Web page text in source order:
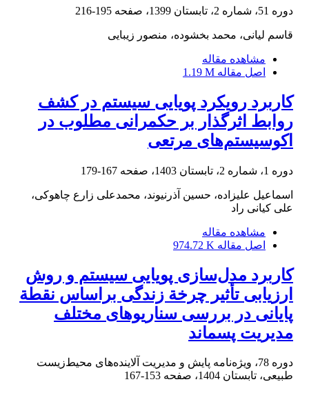
دوره 51، شماره 2، تابستان 1399، صفحه 195-216
قاسم لیانی، محمد بخشوده، منصور زیبایی
مشاهده مقاله
اصل مقاله 1.19 M
کاربرد رویکرد پویایی سیستم در کشف
روابط اثرگذار بر حکمرانی مطلوب در
اکوسیستم‌های مرتعی
دوره 1، شماره 2، تابستان 1403، صفحه 167-179
اسماعیل علیزاده، حسین آذرنیوند، محمدعلی زارع چاهوکی،
علی کیانی راد
مشاهده مقاله
اصل مقاله 974.72 K
کاربرد مدل‌سازی پویایی سیستم و روش
ارزیابی تأثیر چرخة زندگی براساس نقطة
پایانی در بررسی سناریوهای مختلف
مدیریت پسماند
دوره 78، ویژه‌نامه پایش و مدیریت آلاینده‌های محیط‌زیست
طبیعی، تابستان 1404، صفحه
153-167